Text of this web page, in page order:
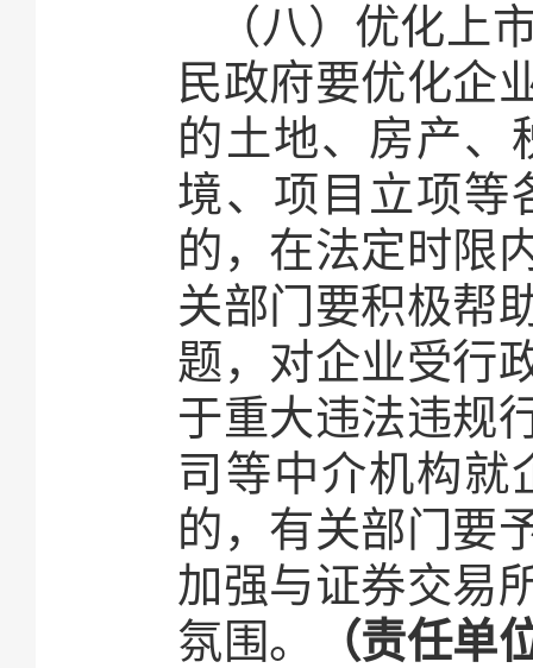
（八）优化上
民政府要优化企
的土地、房产、
境、项目立项等
的，在法定时限
关部门要积极帮
题，对企业受行
于重大违法违规
司等中介机构就
的，有关部门要
加强与证券交易
氛围。
（责任单